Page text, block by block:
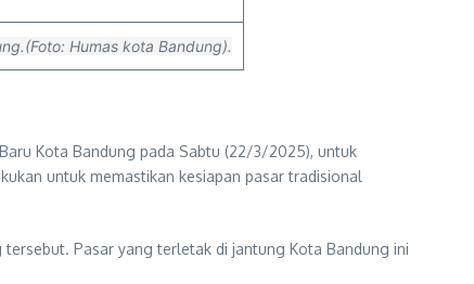
Humas kota Bandung).
Kota Bandung pada Sabtu (22/3/2025), untuk
untuk memastikan kesiapan pasar tradisional
Pasar yang terletak di jantung Kota Bandung ini